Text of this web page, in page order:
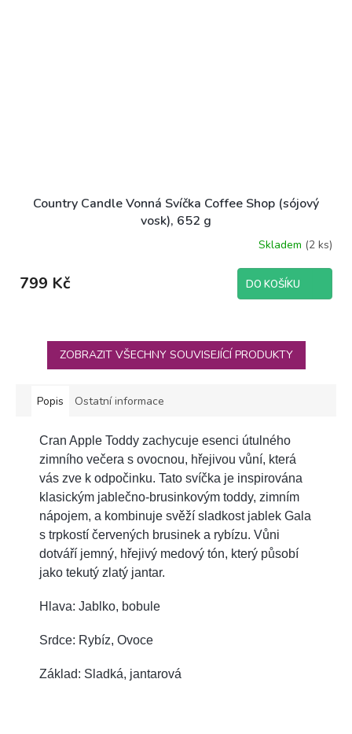
Country Candle Vonná Svíčka Coffee Shop (sójový
vosk), 652 g
Skladem (2 ks)
799 Kč DO KOŠÍKU
ZOBRAZIT VŠECHNY SOUVISEJÍCÍ PRODUKTY
Popis Ostatní informace
Cran Apple Toddy zachycuje esenci útulného
zimního večera s ovocnou, hřejivou vůní, která
vás zve k odpočinku. Tato svíčka je inspirována
klasickým jablečno-brusinkovým toddy, zimním
nápojem, a kombinuje svěží sladkost jablek Gala
s trpkostí červených brusinek a rybízu. Vůni
dotváří jemný, hřejivý medový tón, který působí
jako tekutý zlatý jantar.
Hlava: Jablko, bobule
Srdce: Rybíz, Ovoce
Základ: Sladká, jantarová